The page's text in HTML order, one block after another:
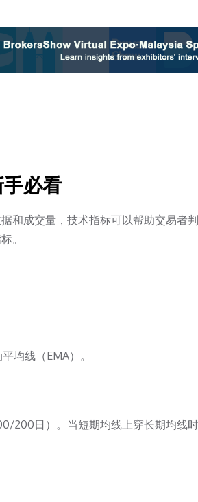
必看
和成交量，技术指标可以帮助交易者
。
均线（EMA）。
200日）。当短期均线上穿长期均线